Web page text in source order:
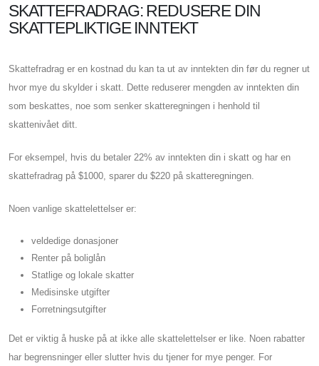
SKATTEFRADRAG: REDUSERE DIN
SKATTEPLIKTIGE INNTEKT
Skattefradrag er en kostnad du kan ta ut av inntekten din før du regner ut
hvor mye du skylder i skatt. Dette reduserer mengden av inntekten din
som beskattes, noe som senker skatteregningen i henhold til
skattenivået ditt.
For eksempel, hvis du betaler 22% av inntekten din i skatt og har en
skattefradrag på $1000, sparer du $220 på skatteregningen.
Noen vanlige skattelettelser er:
veldedige donasjoner
Renter på boliglån
Statlige og lokale skatter
Medisinske utgifter
Forretningsutgifter
Det er viktig å huske på at ikke alle skattelettelser er like. Noen rabatter
har begrensninger eller slutter hvis du tjener for mye penger. For